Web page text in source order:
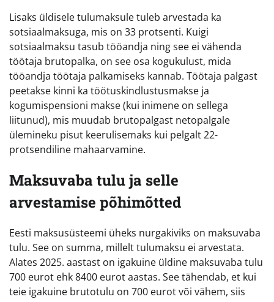
Lisaks üldisele tulumaksule tuleb arvestada ka
sotsiaalmaksuga, mis on 33 protsenti. Kuigi
sotsiaalmaksu tasub tööandja ning see ei vähenda
töötaja brutopalka, on see osa kogukulust, mida
tööandja töötaja palkamiseks kannab. Töötaja palgast
peetakse kinni ka töötuskindlustusmakse ja
kogumispensioni makse (kui inimene on sellega
liitunud), mis muudab brutopalgast netopalgale
ülemineku pisut keerulisemaks kui pelgalt 22-
protsendiline mahaarvamine.
Maksuvaba tulu ja selle
arvestamise põhimõtted
Eesti maksusüsteemi üheks nurgakiviks on maksuvaba
tulu. See on summa, millelt tulumaksu ei arvestata.
Alates 2025. aastast on igakuine üldine maksuvaba tulu
700 eurot ehk 8400 eurot aastas. See tähendab, et kui
teie igakuine brutotulu on 700 eurot või vähem, siis